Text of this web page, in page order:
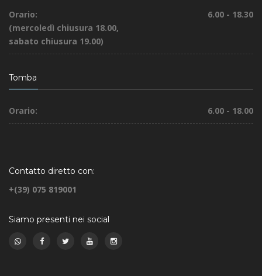
Orario:
6.00 - 18.30
(mercoledì chiusura 18.00,
sabato chiusura 19.00)
Tomba
Orario: 6.00 - 18.00
Contatto diretto con:
+(39) 075 819001
Siamo presenti nei social